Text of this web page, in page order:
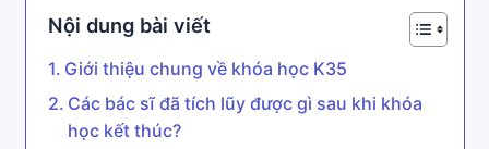
Nội dung bài viết
Giới thiệu chung về khóa học K35
Các bác sĩ đã tích lũy được gì sau khi khóa
học kết thúc?